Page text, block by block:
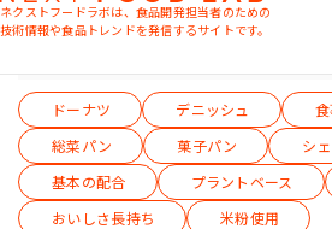
ネクストフードラボは、食品開発担当者のための
技術情報や食品トレンドを発信するサイトです。
記事
製品情報
レシピ
イベント・セミナー
ミヨシ油脂の強み
ドーナツ デニッシュ
総菜パン
菓子パン
シ
基本の配合
プラントベース
おいしさ長持ち
米粉使用